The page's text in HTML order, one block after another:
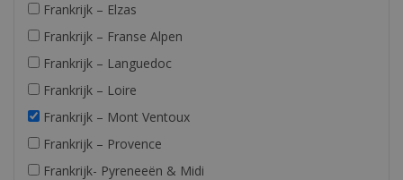
Frankrijk – Elzas
Frankrijk – Franse Alpen
Frankrijk – Languedoc
Frankrijk – Loire
Frankrijk – Mont Ventoux
Frankrijk – Provence
Frankrijk- Pyreneeën & Midi